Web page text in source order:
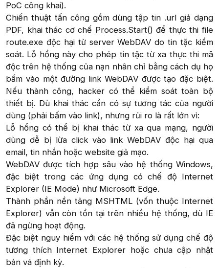
PoC công khai).
Chiến thuật tấn công gồm dùng tập tin .url giả dạng
PDF, khai thác cơ chế Process.Start() để thực thi file
route.exe độc hại từ server WebDAV do tin tặc kiểm
soát. Lỗ hổng này cho phép tin tặc từ xa thực thi mã
độc trên hệ thống của nạn nhân chỉ bằng cách dụ họ
bấm vào một đường link WebDAV được tạo đặc biệt.
Nếu thành công, hacker có thể kiểm soát toàn bộ
thiết bị. Dù khai thác cần có sự tương tác của người
dùng (phải bấm vào link), nhưng rủi ro là rất lớn vì:
Lỗ hổng có thể bị khai thác từ xa qua mạng, người
dùng dễ bị lừa click vào link WebDAV độc hại qua
email, tin nhắn hoặc website giả mạo.
WebDAV được tích hợp sâu vào hệ thống Windows,
đặc biệt trong các ứng dụng có chế độ Internet
Explorer (IE Mode) như Microsoft Edge.
Thành phần nền tảng MSHTML (vốn thuộc Internet
Explorer) vẫn còn tồn tại trên nhiều hệ thống, dù IE
đã ngừng hoạt động.
Đặc biệt nguy hiểm với các hệ thống sử dụng chế độ
tương thích Internet Explorer hoặc chưa cập nhật
bản vá định kỳ.